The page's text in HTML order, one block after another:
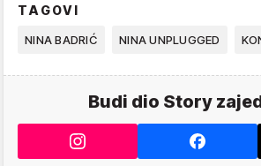
TAGOVI
NINA BADRIĆ NINA UNPLUGGED
Budi dio Story